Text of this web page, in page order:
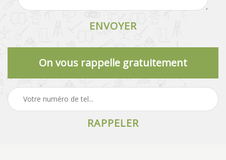
On vous rappelle gratuitement